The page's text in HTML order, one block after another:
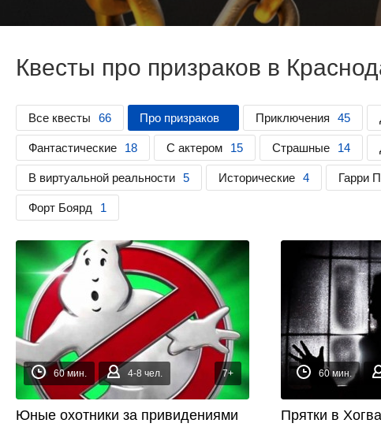
Квесты про призраков в
Все квесты 66 Про призраков Приключения 45
Фантастические 18 С актером 15 Страшные 14
В виртуальной реальности 5 Исторические 4 Гарри
Форт Боярд 1
60 мин. 4-8 чел. 7+
Юные охотники за привидениями
60 мин.
Прятки в